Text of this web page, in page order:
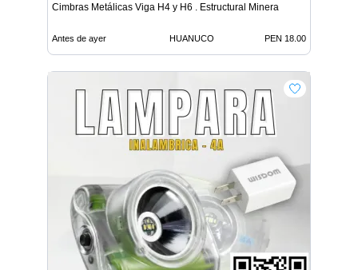
Cimbras Metálicas Viga H4 y H6 . Estructural Minera
Antes de ayer HUANUCO PEN 18.00